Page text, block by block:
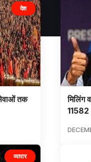
देश
तक
मिलिंग
11582
व्यापार